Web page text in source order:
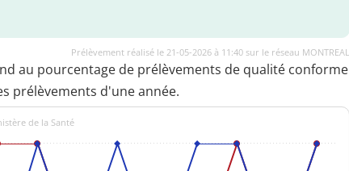
Prélèvement réalisé le 21-05-2026 à 11:40 sur le réseau MONTREAL
au pourcentage de prélèvements de qualité conforme
prélèvements d'une année.
de la Santé